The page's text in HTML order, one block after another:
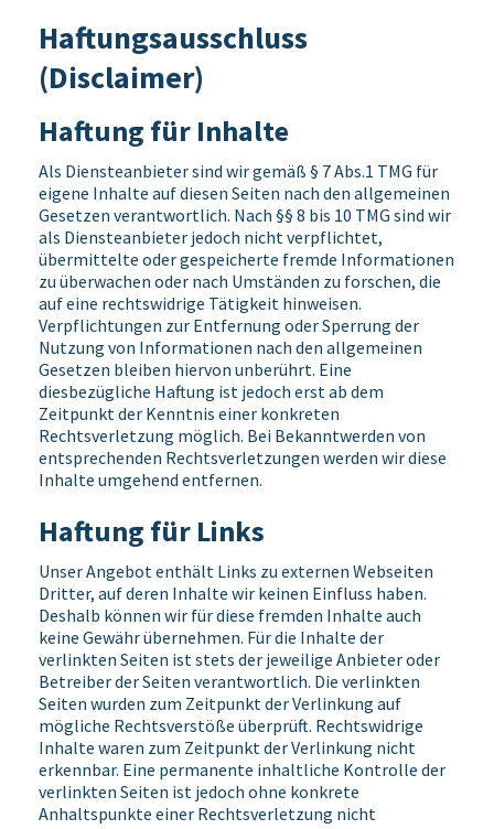
Haftungsausschluss
(Disclaimer)
Haftung für Inhalte
Als Diensteanbieter sind wir gemäß § 7 Abs.1 TMG für
eigene Inhalte auf diesen Seiten nach den allgemeinen
Gesetzen verantwortlich. Nach §§ 8 bis 10 TMG sind wir
als Diensteanbieter jedoch nicht verpflichtet,
übermittelte oder gespeicherte fremde Informationen
zu überwachen oder nach Umständen zu forschen, die
auf eine rechtswidrige Tätigkeit hinweisen.
Verpflichtungen zur Entfernung oder Sperrung der
Nutzung von Informationen nach den allgemeinen
Gesetzen bleiben hiervon unberührt. Eine
diesbezügliche Haftung ist jedoch erst ab dem
Zeitpunkt der Kenntnis einer konkreten
Rechtsverletzung möglich. Bei Bekanntwerden von
entsprechenden Rechtsverletzungen werden wir diese
Inhalte umgehend entfernen.
Haftung für Links
Unser Angebot enthält Links zu externen Webseiten
Dritter, auf deren Inhalte wir keinen Einfluss haben.
Deshalb können wir für diese fremden Inhalte auch
keine Gewähr übernehmen. Für die Inhalte der
verlinkten Seiten ist stets der jeweilige Anbieter oder
Betreiber der Seiten verantwortlich. Die verlinkten
Seiten wurden zum Zeitpunkt der Verlinkung auf
mögliche Rechtsverstöße überprüft. Rechtswidrige
Inhalte waren zum Zeitpunkt der Verlinkung nicht
erkennbar. Eine permanente inhaltliche Kontrolle der
verlinkten Seiten ist jedoch ohne konkrete
Anhaltspunkte einer Rechtsverletzung nicht